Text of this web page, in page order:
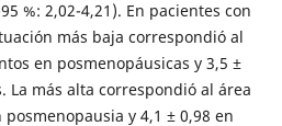
%: 2,02-4,21). En pacientes con
más baja correspondió al
en posmenopáusicas y 3,5 ±
La más alta correspondió al área
y 4,1 ± 0,98 en